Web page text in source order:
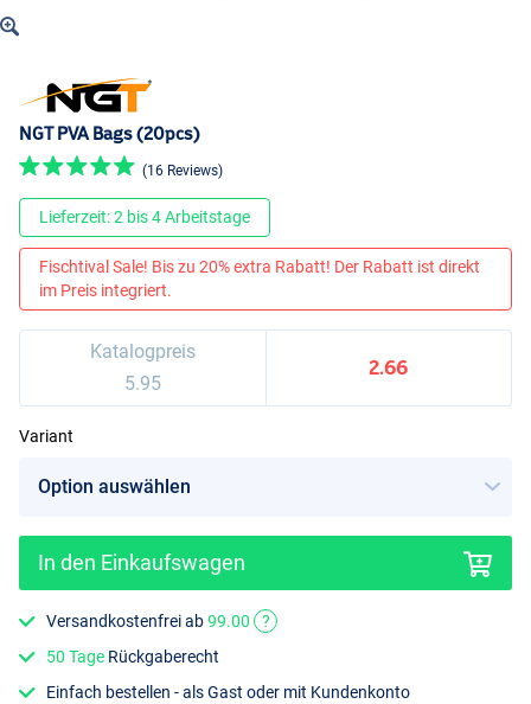
70x100
NGT PVA Bags (20pcs)
(16 Reviews)
Lieferzeit: 2 bis 4 Arbeitstage
Fischtival Sale! Bis zu 20% extra Rabatt! Der Rabatt ist direkt
im Preis integriert.
Katalogpreis
5.95
2.66
Variant
In den Einkaufswagen
Versandkostenfrei ab99.00
?
50 Tage Rückgaberecht
Einfach bestellen - als Gast oder mit Kundenkonto